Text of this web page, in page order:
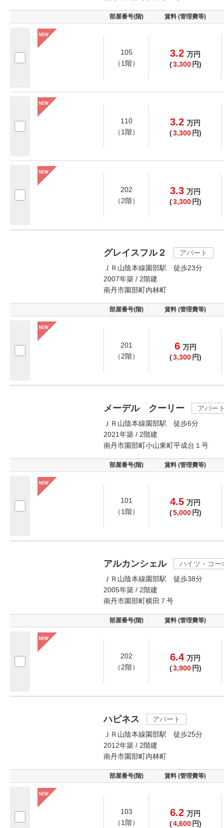
部屋番号(階) 賃料 (管理費等)
105
（1階）
3.2 万円
(3,300 円)
110
（1階）
3.2 万円
(3,300 円)
202
（2階）
3.3 万円
(3,300 円)
グレイスフル２
アパート
ＪＲ山陰本線園部駅 徒歩23分
2007年築 / 2階建
南丹市園部町内林町
部屋番号(階) 賃料 (管理費等)
201
（2階）
6 万円
(3,300 円)
メーデル クーリー
アパー
ＪＲ山陰本線園部駅 徒歩6分
2021年築 / 2階建
南丹市園部町小山東町平成台１号
部屋番号(階) 賃料 (管理費等)
101
（1階）
4.5 万円
(5,000 円)
アルカンシェル
ハイツ・コー
ＪＲ山陰本線園部駅 徒歩38分
2005年築 / 2階建
南丹市園部町横田７号
部屋番号(階) 賃料 (管理費等)
202
（2階）
6.4 万円
(3,900 円)
ハピネス
アパート
ＪＲ山陰本線園部駅 徒歩25分
2012年築 / 2階建
南丹市園部町内林町
部屋番号(階) 賃料 (管理費等)
103
（1階）
6.2 万円
(4,600 円)